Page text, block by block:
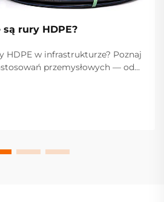
rury HDPE?
HDPE w infrastrukturze? Poznaj
przemysłowych — od
teraz specyfikację